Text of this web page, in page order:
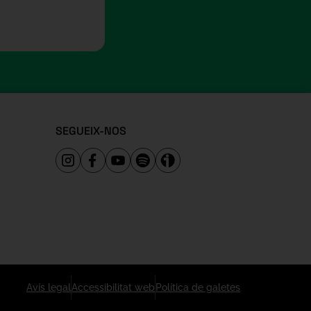
SEGUEIX-NOS
Avís legalAccessibilitat web Política de galetes